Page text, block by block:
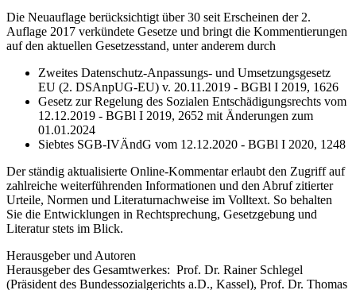
Die Neuauflage berücksichtigt über 30 seit Erscheinen der 2.
Auflage 2017 verkündete Gesetze und bringt die Kommentierungen
auf den aktuellen Gesetzesstand, unter anderem durch
Zweites Datenschutz-Anpassungs- und Umsetzungsgesetz
EU (2. DSAnpUG-EU) v. 20.11.2019 - BGBl I 2019, 1626
Gesetz zur Regelung des Sozialen Entschädigungsrechts vom
12.12.2019 - BGBl I 2019, 2652 mit Änderungen zum
01.01.2024
Siebtes SGB-IVÄndG vom 12.12.2020 - BGBl I 2020, 1248
Der ständig aktualisierte Online-Kommentar erlaubt den Zugriff auf
zahlreiche weiterführenden Informationen und den Abruf zitierter
Urteile, Normen und Literaturnachweise im Volltext. So behalten
Sie die Entwicklungen in Rechtsprechung, Gesetzgebung und
Literatur stets im Blick.
Herausgeber und Autoren
Herausgeber des Gesamtwerkes: Prof. Dr. Rainer Schlegel
(Präsident des Bundessozialgerichts a.D., Kassel), Prof. Dr. Thomas